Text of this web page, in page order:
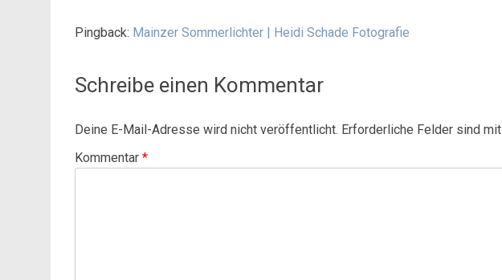
Pingback: Mainzer Sommerlichter | Heidi Schade Fotografie
Schreibe einen Kommentar
Deine E-Mail-Adresse wird nicht veröffentlicht. Erforderliche Felder sind mit
Kommentar *